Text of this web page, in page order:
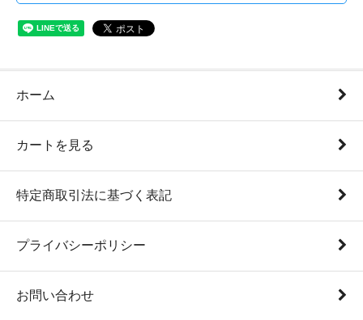
ホーム
カートを見る
特定商取引法に基づく表記
プライバシーポリシー
お問い合わせ